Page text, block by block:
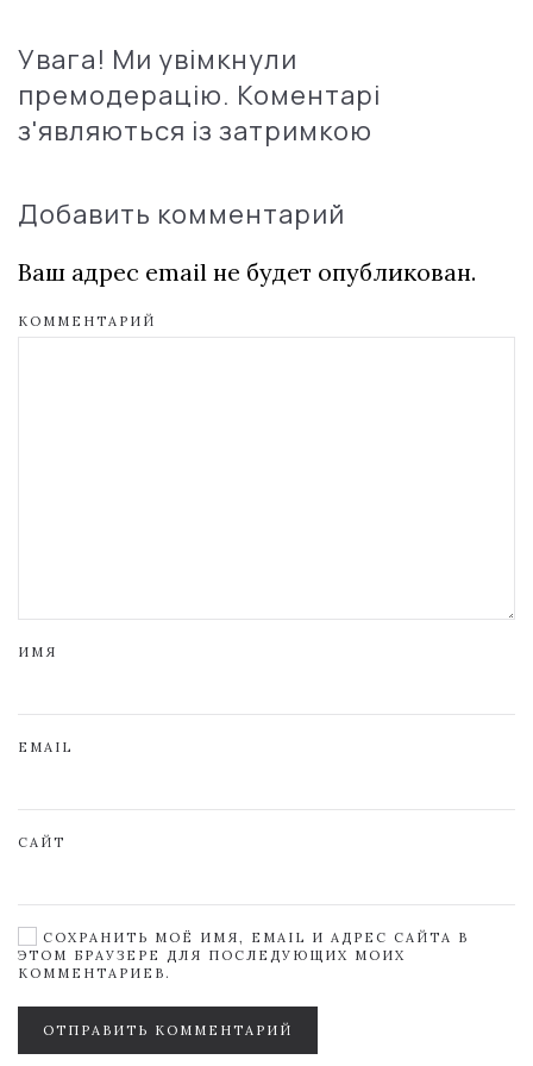
Увага! Ми увімкнули
премодерацію. Коментарі
з'являються із затримкою
Добавить комментарий
Ваш адрес email не будет опубликован.
КОММЕНТАРИЙ
ИМЯ
EMAIL
САЙТ
СОХРАНИТЬ МОЁ ИМЯ, EMAIL И АДРЕС САЙТА В
ЭТОМ БРАУЗЕРЕ ДЛЯ ПОСЛЕДУЮЩИХ МОИХ
КОММЕНТАРИЕВ.
ОТПРАВИТЬ КОММЕНТАРИЙ